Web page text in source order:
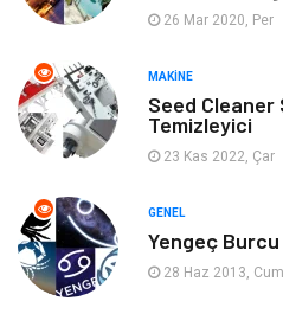
Ev İşleri
Gençlik & Eğlence
Mobilya
Evlilik Rehberi
Astroloji
26 Mar 2020, Per
MAKINE
Seed
Temizleyici
23 Kas 2022, Çar
GENEL
Yengeç
28 Haz 2013, Cum